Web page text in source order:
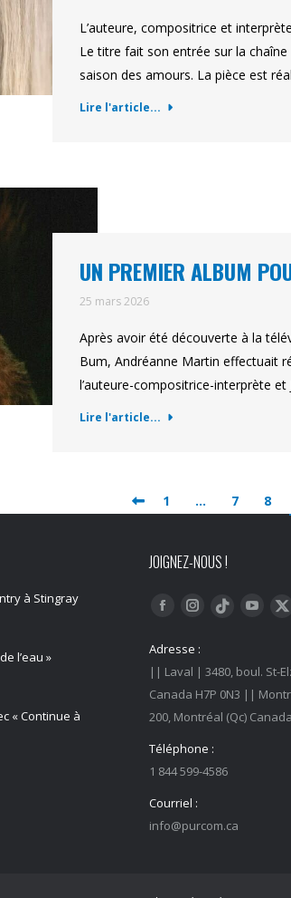
L’auteure, compositrice et
Le titre fait son entrée sur la
saison des amours. La pièce est
Lire l'article...
UN PREMIER ALBUM
25 mars 2026
Après avoir été découverte à la
Bum, Andréanne Martin effectuait
l’auteure-compositrice-interprète
Lire l'article...
1 … 7 8
à Stingray
l’eau »
« Continue à
JOIGNEZ-NOUS !
Trouvez nous sur :
FacebookInstagram
Tiktok
Adresse :
|| Laval | 3480, boul. St-
Canada H7P 0N3 ||
200, Montréal (Qc)
Téléphone :
1 844 599-4586
Courriel :
info@purcom.ca